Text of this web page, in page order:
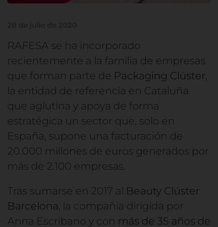
RAFESA se ha incorporado
recientemente a la familia de empresas
que forman parte de Packaging Clúster,
la entidad de referencia en Cataluña
que aglutina y apoya de forma
estratégica un sector que, solo en
España, supone una facturación de
20.000 millones de euros generados por
más de 2.100 empresas.
Tras sumarse en 2017 al Beauty Clúster
Barcelona, la compañía dirigida por
Anna Escribano y con más de 35 años de